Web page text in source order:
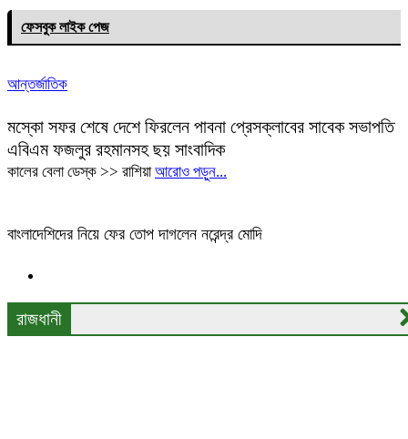
ফেসবুক লাইক পেজ
আন্তর্জাতিক
মস্কো সফর শেষে দেশে ফিরলেন পাবনা প্রেসক্লাবের সাবেক সভাপতি
এবিএম ফজলুর রহমানসহ ছয় সাংবাদিক
কালের বেলা ডেস্ক >> রাশিয়াআরোও পড়ুন...
বাংলাদেশিদের নিয়ে ফের তোপ দাগলেন নরেন্দ্র মোদি
রাজধানী